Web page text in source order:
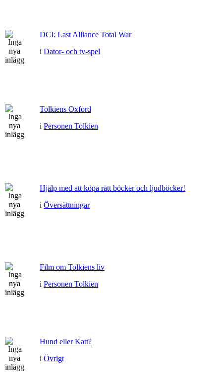
DCI: Last Alliance Total War
i Dator- och tv-spel
Tolkiens Oxford
i Personen Tolkien
Hjälp med att köpa rätt böcker och ljudböcker!
i Översättningar
Film om Tolkiens liv
i Personen Tolkien
Hund eller Katt?
i Övrigt